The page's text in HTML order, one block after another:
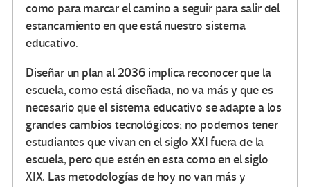
como para marcar el camino a seguir para salir del
estancamiento en que está nuestro sistema
educativo.
Diseñar un plan al 2036 implica reconocer que la
escuela, como está diseñada, no va más y que es
necesario que el sistema educativo se adapte a los
grandes cambios tecnológicos; no podemos tener
estudiantes que vivan en el siglo XXI fuera de la
escuela, pero que estén en esta como en el siglo
XIX. Las metodologías de hoy no van más y